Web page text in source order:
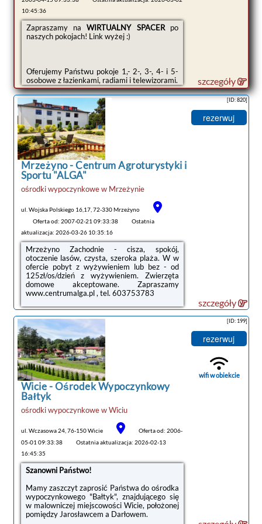
Wir hoffen Sie haben an unserem Angebot
Gefallen gefunden und wünschen Ihnen einen
aufregenden sowie erholsamen Urlaub.
Szybka wycena i rezerwacja domku na naszej
stronie www.nadmorskaoaza.pl
Zapraszamy serdecznie na wspaniały
Tel. +48 662-048-007
10:45:36
Zapraszamy naWIRTUALNY SPACERpo
naszych pokojach! Link wyżej :)
Oferujemy Państwu pokoje 1,- 2-, 3-, 4- i 5-
osobowe z łazienkami, radiami i telewizorami.
szczegóły
tanie noclegi
Mrzeżyno -Centrum Agroturystyki i
Sportu "ALGA"
ośrodki wypoczynkowew Mrzeżynie
ul. Wojska Polskiego 16,17, 72-330 Mrzeżyno
Oferta od: 2007-02-21 09:33:38
Ostatnia
aktualizacja: 2026-03-26 10:35:16
Mrzeżyno Zachodnie - cisza, spokój,
otoczenie lasów, czysta, szeroka plaża. W w
ofercie pobyt z wyżywieniem lub bez - od
125zł/os/dzień z wyżywieniem. Zwierzęta
domowe akceptowane. Zapraszamy
www.centrumalga.pl , tel. 603753783
[ID: 820]
rezerwuj
szczegóły
tanie noclegi
Wicie -Ośrodek Wypoczynkowy
Bałtyk
ośrodki wypoczynkowewWiciu
ul. Wczasowa 24, 76-150 Wicie
Oferta od: 2006-
05-01 09:33:38
Ostatnia aktualizacja: 2026-02-13
16:45:35
Szanowni Państwo!
Mamy zaszczyt zaprosić Państwa do ośrodka
wypoczynkowego "Bałtyk", znajdującego się
w malowniczej miejscowości Wicie, położonej
pomiędzy Jarosławcem a Darłowem.
[ID: 199]
rezerwuj
wifi w obiekcie